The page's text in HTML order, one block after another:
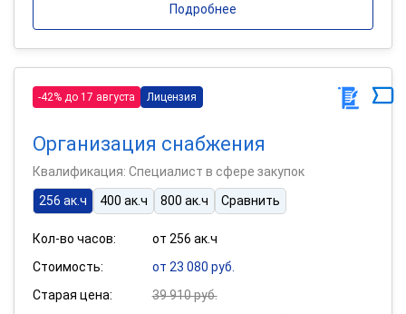
Подробнее
-42% до 17 августа Лицензия
Организация снабжения
Квалификация: Специалист в сфере закупок
256 ак.ч
400 ак.ч 800 ак.ч Сравнить
Кол-во часов:
от 256 ак.ч
Стоимость:
от 23 080 руб.
Старая цена:
39 910 руб.